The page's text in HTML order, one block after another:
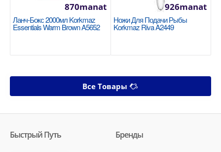
Ланч-Бокс 2000мл Korkmaz
Essentials Warm Brown A5652
870manat
Ножи Для Подачи Рыбы
Korkmaz Riva A2449
926manat
Все Товары
Быстрый Путь Бренды